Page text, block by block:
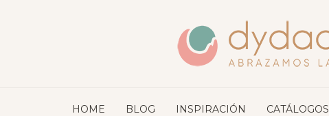
HOME BLOG INSPIRACIÓN CATÁLOGOS